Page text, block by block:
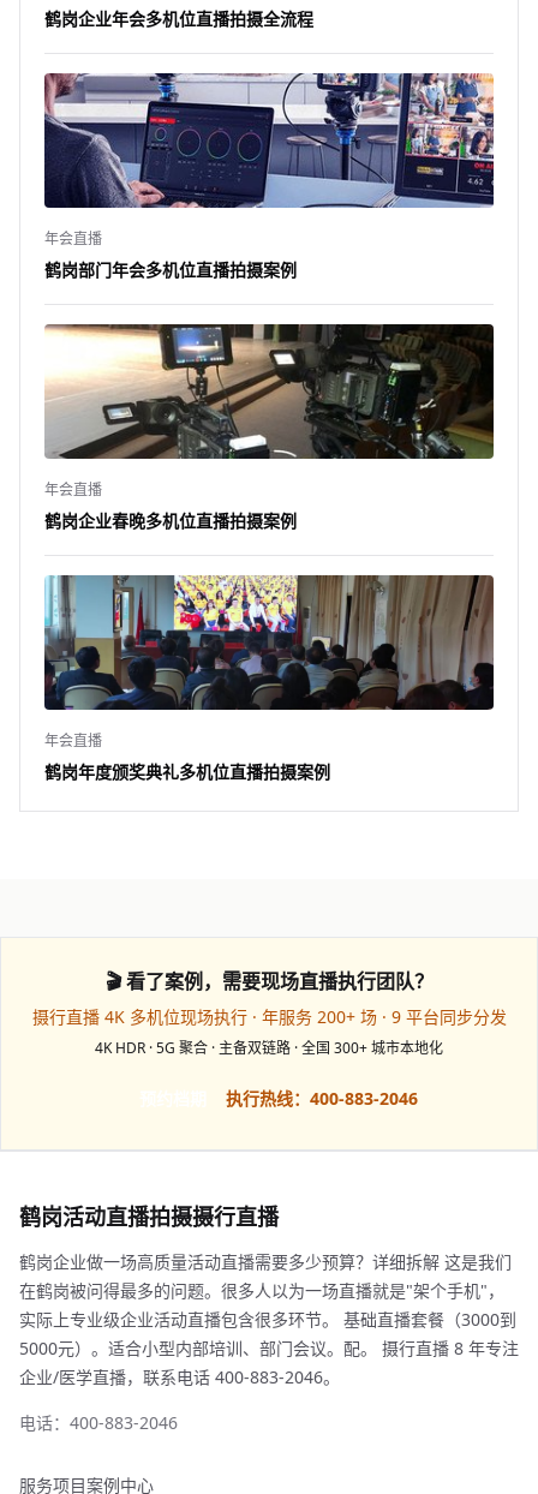
鹤岗企业年会多机位直播拍摄全流程
年会直播
鹤岗部门年会多机位直播拍摄案例
年会直播
鹤岗企业春晚多机位直播拍摄案例
年会直播
鹤岗年度颁奖典礼多机位直播拍摄案例
🎬 看了案例，需要现场直播执行团队？
摄行直播 4K 多机位现场执行 · 年服务 200+ 场 · 9 平台同步分发
4K HDR · 5G 聚合 · 主备双链路 · 全国 300+ 城市本地化
执行热线：400-883-2046
鹤岗活动直播拍摄摄行直播
鹤岗企业做一场高质量活动直播需要多少预算？详细拆解 这是我们
在鹤岗被问得最多的问题。很多人以为一场直播就是"架个手机"，
实际上专业级企业活动直播包含很多环节。 基础直播套餐（3000到
5000元）。适合小型内部培训、部门会议。配。 摄行直播 8 年专注
企业/医学直播，联系电话 400-883-2046。
电话：400-883-2046
服务项目案例中心